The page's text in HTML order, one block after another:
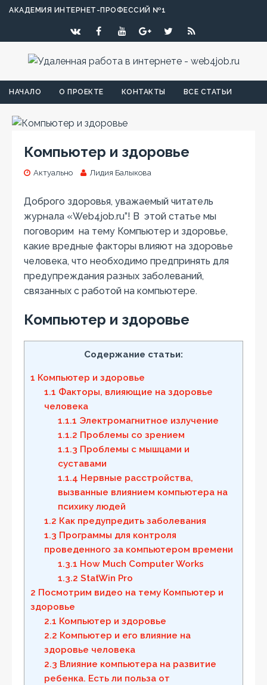
АКАДЕМИЯ ИНТЕРНЕТ-ПРОФЕССИЙ №1
НАЧАЛО О ПРОЕКТЕ КОНТАКТЫ ВСЕ СТАТЬИ
Компьютер и здоровье
Актуально Лидия Балыкова
Доброго здоровья, уважаемый читатель
журнала «Web4job.ru”! В этой статье мы
поговорим на тему Компьютер и здоровье,
какие вредные факторы влияют на здоровье
человека, что необходимо предпринять для
предупреждания разных заболеваний,
связанных с работой на компьютере.
Компьютер и здоровье
Содержание статьи:
1 Компьютер и здоровье
1.1 Факторы, влияющие на здоровье
человека
1.1.1 Электромагнитное излучение
1.1.2 Проблемы со зрением
1.1.3 Проблемы с мышцами и
суставами
1.1.4 Нервные расстройства,
вызванные влиянием компьютера на
психику людей
1.2 Как предупредить заболевания
1.3 Программы для контроля
проведенного за компьютером времени
1.3.1 How Much Computer Works
1.3.2 StatWin Pro
2 Посмотрим видео на тему Компьютер и
здоровье
2.1 Компьютер и здоровье
2.2 Компьютер и его влияние на
здоровье человека
2.3 Влияние компьютера на развитие
ребенка. Есть ли польза от